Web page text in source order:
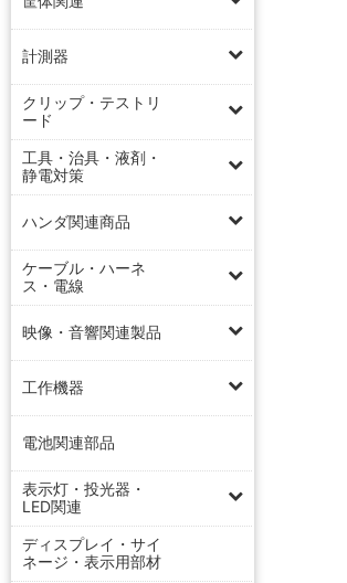
計測器
クリップ・テストリ
ード
工具・治具・液剤・
静電対策
ハンダ関連商品
ケーブル・ハーネ
ス・電線
映像・音響関連製品
工作機器
電池関連部品
表示灯・投光器・
LED関連
ディスプレイ・サイ
ネージ・表示用部材